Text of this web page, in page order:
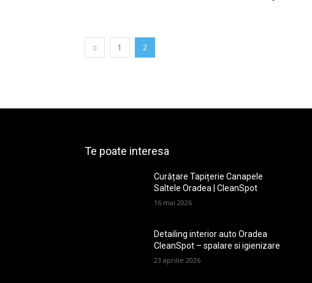
1 2
Te poate interesa
Curățare Tapițerie Canapele
Saltele Oradea | CleanSpot
16 mai 2026
Detailing interior auto Oradea
CleanSpot – spalare si igienizare
23 aprilie 2026